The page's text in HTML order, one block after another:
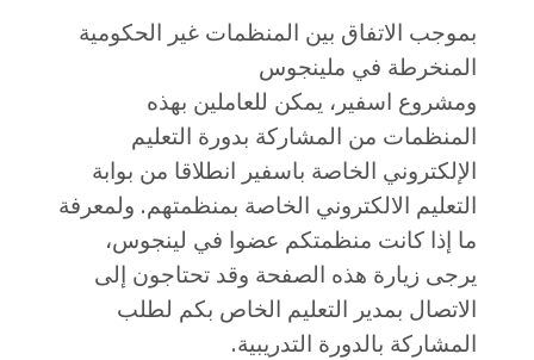
بموجب الاتفاق بين المنظمات غير الحكومية
المنخرطة في ملينجوس
ومشروع اسفير، يمكن للعاملين بهذه
المنظمات من المشاركة بدورة التعليم
الإلكتروني الخاصة باسفير انطلاقا من بوابة
التعليم الالكتروني الخاصة بمنظمتهم. ولمعرفة
ما إذا كانت منظمتكم عضوا في لينجوس،
يرجى زيارة هذه الصفحة وقد تحتاجون إلى
الاتصال بمدير التعليم الخاص بكم لطلب
المشاركة بالدورة التدريبية.